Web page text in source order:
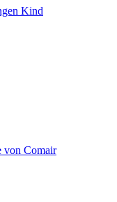
Kind
von Comair